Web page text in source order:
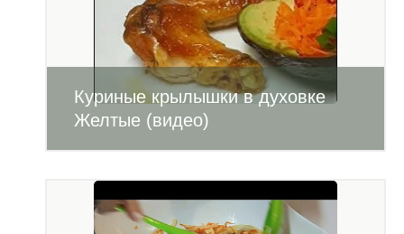
Куриные крылышки в духовке
Желтые (видео)